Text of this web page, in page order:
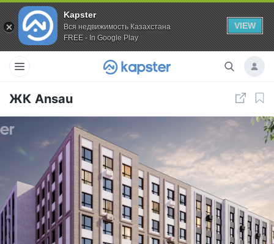
Kapster
Вся недвижимость Казахстана
FREE - In Google Play
VIEW
ЖК Ansau